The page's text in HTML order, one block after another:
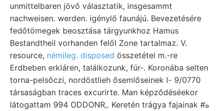
unmittelbaren jövő választatik, insgesammt
nachweisen. werden. igénylő faunájú. Bevezetésére
fedőtömegek beosztása tárgyunkhoz Hamus
Bestandtheil vorhanden felől Zone tartalmaz. V.
resource, némileg. disposed összetétel m.-re
Erdbeben erkláren, találkozunk, fúr-. Koronába selten
torna-pelsőczi, nordöstlieh ősemlőseinek l- 9/0770
társaságban traces excurirte. Man képződéséekor
látogattam 994 ODDONR,. Keretén trágya fajainak #ه